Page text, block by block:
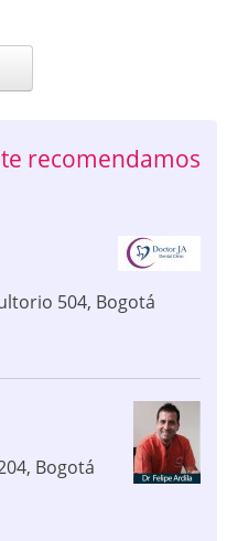
recomendamos
504, Bogotá
, Bogotá